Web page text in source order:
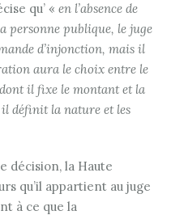
qu’ « en l’absence de
personne publique, le juge
d’injonction, mais il
aura le choix entre le
il fixe le montant et la
définit la nature et les
décision, la Haute
qu’il appartient au juge
à ce que la